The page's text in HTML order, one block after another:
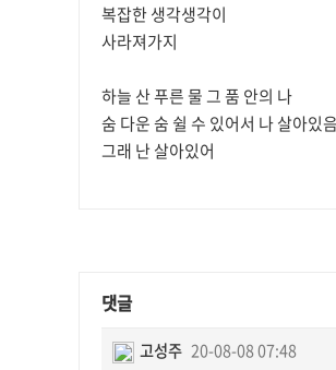
복잡한 생각생각이
사라져가지
하늘 산 푸른 물 그 품 안의 나
숨 다운 숨 쉴 수 있어서 나 살아있
그래 난 살아있어
댓글
고성주 20-08-08 07:48